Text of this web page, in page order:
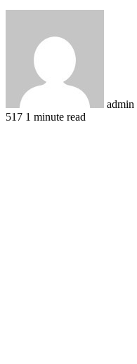
admin
517 1 minute read